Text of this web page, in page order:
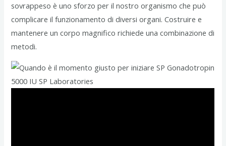
sovrappeso è uno sforzo per il nostro organismo che può
complicare il funzionamento di diversi organi. Costruire e
mantenere un corpo magnifico richiede una combinazione di
metodi.